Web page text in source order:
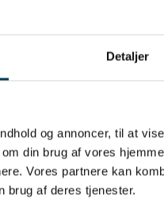
Detaljer
og annoncer, til at
din brug af vores
Vores partnere kan
brug af deres tjenester.